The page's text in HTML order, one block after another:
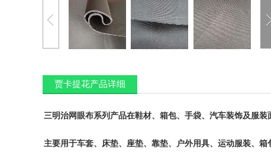
贾卡提花产品详细
三明治网眼布系列产品在鞋材、箱包、手袋、汽车装饰及服装
主要用于车套、床垫、座垫、靠垫、户外用具、运动服装、